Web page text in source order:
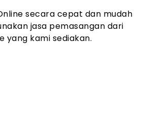
secara cepat dan mudah
jasa pemasangan dari
yang kami sediakan.